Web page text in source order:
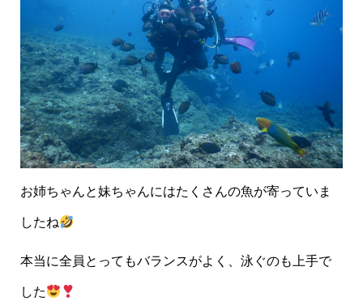
お姉ちゃんと妹ちゃんにはたくさんの魚が寄っていま
したね
本当に全員とってもバランスがよく、泳ぐのも上手で
した